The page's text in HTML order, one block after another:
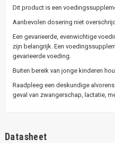
Dit product is een
Aanbevolen dosering niet
Een gevarieerde, evenwichtige
zijn belangrijk. Een
gevarieerde voeding.
Buiten bereik van jonge kinderen
Raadpleeg een deskundige
geval van zwangerschap, lactatie,
Datasheet